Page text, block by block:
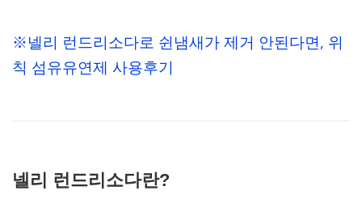
※넬리 런드리소다로 쉰냄새가 제거 안된다면, 위
칙 섬유유연제 사용후기
넬리 런드리소다란?